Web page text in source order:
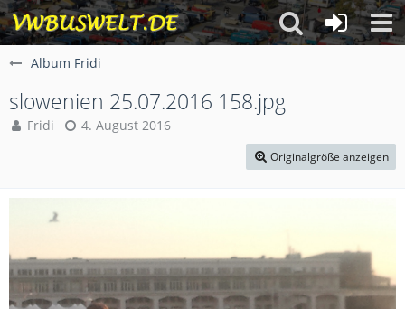
Album Fridi
slowenien 25.07.2016 158.jpg
Fridi 4. August 2016
Originalgröße anzeigen